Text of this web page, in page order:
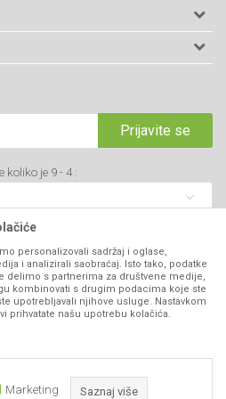
235/2
Prijavite se
je 9 - 4 :
Prijavite se
personalizovali sadržaj i oglase,
i analizirali saobraćaj. Isto tako, podatke
delimo s partnerima za društvene medije,
kombinovati s drugim podacima koje ste
upotrebljavali njihove usluge. Nastavkom
prihvatate našu upotrebu kolačića.
Marketing Saznaj više